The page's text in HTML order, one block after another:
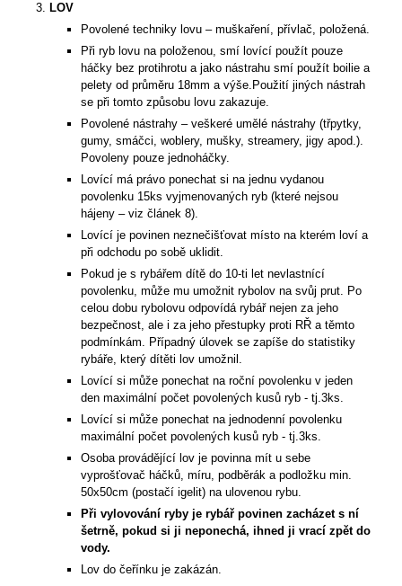
LOV
Povolené techniky lovu – muškaření, přívlač, položená.
Při ryb lovu na položenou, smí lovící použít pouze
háčky bez protihrotu a jako nástrahu smí použít boilie a
pelety od průměru 18mm a výše.Použití jiných nástrah
se při tomto způsobu lovu zakazuje.
Povolené nástrahy – veškeré umělé nástrahy (třpytky,
gumy, smáčci, woblery, mušky, streamery, jigy apod.).
Povoleny pouze jednoháčky.
Lovící má právo ponechat si na jednu vydanou
povolenku 15ks vyjmenovaných ryb (které nejsou
hájeny – viz článek 8).
Lovící je povinen neznečišťovat místo na kterém loví a
při odchodu po sobě uklidit.
Pokud je s rybářem dítě do 10-ti let nevlastnící
povolenku, může mu umožnit rybolov na svůj prut. Po
celou dobu rybolovu odpovídá rybář nejen za jeho
bezpečnost, ale i za jeho přestupky proti RŘ a těmto
podmínkám. Případný úlovek se zapíše do statistiky
rybáře, který dítěti lov umožnil.
Lovící si může ponechat na roční povolenku v jeden
den maximální počet povolených kusů ryb - tj.3ks.
Lovící si může ponechat na jednodenní povolenku
maximální počet povolených kusů ryb - tj.3ks.
Osoba provádějící lov je povinna mít u sebe
vyprošťovač háčků, míru, podběrák a podložku min.
50x50cm (postačí igelit) na ulovenou rybu.
Při vylovování ryby je rybář povinen zacházet s ní
šetrně, pokud si ji neponechá, ihned ji vrací zpět do
vody.
Lov do čeřínku je zakázán.